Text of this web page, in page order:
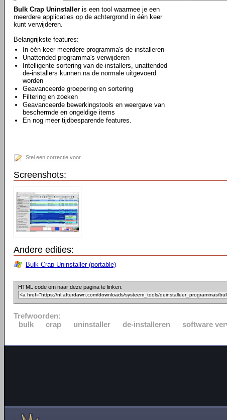
Bulk Crap Uninstaller is een tool waarmee je een
meerdere applicaties op de achtergrond in één keer
kunt verwijderen.
Belangrijkste features:
In één keer meerdere programma's de-installeren
Unattended programma's verwijderen
Intelligente sortering van de-installers, unattended
de-installers kunnen na de normale uitgevoerd
worden
Geavanceerde groepering en sortering
Filtering en zoeken
Geavanceerde bewerkingstools en weergave van
beschermde en ongeldige items
En nog meer tijdbesparende features.
Stel een correctie voor
Screenshots:
Andere edities:
Bulk Crap Uninstaller (portable)
HTML code om naar deze pagina te linken:
Trefwoorden:
bulk
crap uninstaller de-installeren software